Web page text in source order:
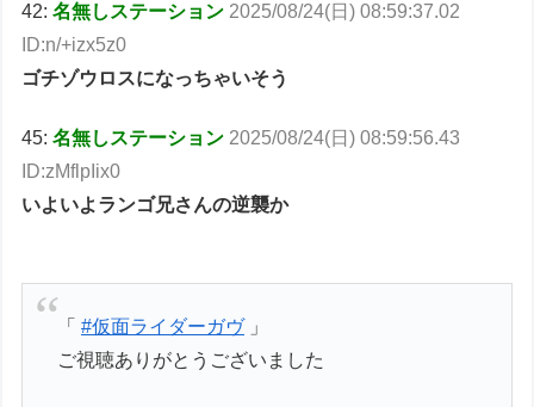
42:名無しステーション 2025/08/24(日) 08:59:37.02
ID:n/+izx5z0
ゴチゾウロスになっちゃいそう
45:名無しステーション 2025/08/24(日) 08:59:56.43
ID:zMflpIix0
いよいよランゴ兄さんの逆襲か
「#仮面ライダーガヴ」
ご視聴ありがとうございました